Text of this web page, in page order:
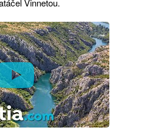
Vinnetou.